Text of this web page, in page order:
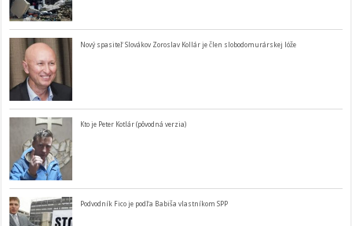
Nový spasiteľ Slovákov Zoroslav Kollár je člen slobodomurárskej lóže
Kto je Peter Kotlár (pôvodná verzia)
Podvodník Fico je podľa Babiša vlastníkom SPP